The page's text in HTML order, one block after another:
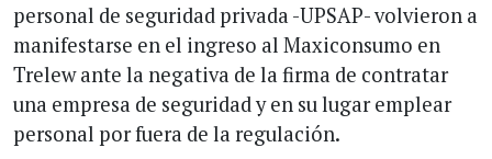
personal de seguridad privada -UPSAP- volvieron a
manifestarse en el ingreso al Maxiconsumo en
Trelew ante la negativa de la firma de contratar
una empresa de seguridad y en su lugar emplear
personal por fuera de la regulación.